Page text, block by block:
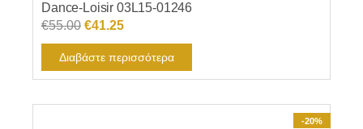
Dance-Loisir 03L15-01246
€55.00 Original
price
was:
€55.00.
€41.25Η
τρέχουσα
τιμή
είναι:
€41.25.
Διαβάστε περισσότερα
-20%